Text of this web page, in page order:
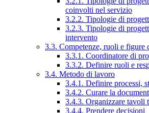
coinvolti nel servizio
3.2.2. Tipologie di
3.2.3. Tipologie di
intervento
3.3. Competenze, ruoli e figure
3.3.1. Coordinatore di
3.3.2. Definire ruoli e
3.4. Metodo di lavoro
3.4.1. Definire processi,
3.4.2. Curare la
3.4.3. Organizzare tavoli
3.4.4. Prendere decisioni